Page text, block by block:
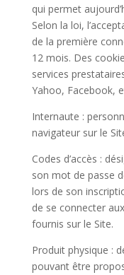
qui permet
Selon la loi,
de la première
12 mois. Des
services
Yahoo, Facebook,
Internaute :
navigateur sur le
Codes d’accès :
son mot de passe
lors de son
de se connecter
fournis sur le Site.
Produit physique :
pouvant être